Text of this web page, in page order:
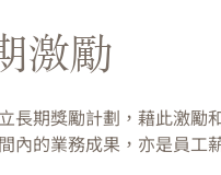
激勵
長期獎勵計劃，藉此激勵
內的業務成果，亦是員工